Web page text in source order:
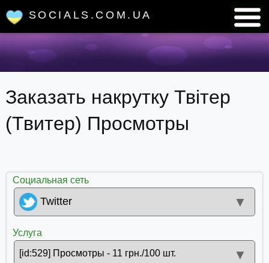
SOCIALS.COM.UA
Заказать накрутку Твітер
(Твитер) Просмотры
Социальная сеть
Twitter ▼
Услуга
[id:529] Просмотры - 11 грн./100 шт.
▼